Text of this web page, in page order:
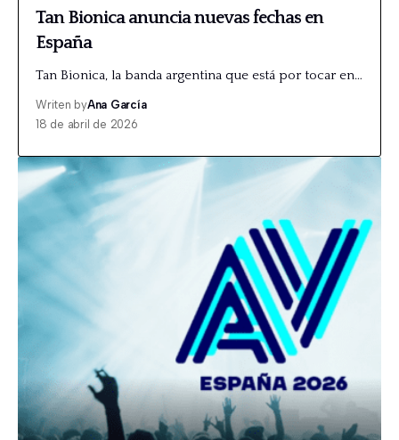
Tan Bionica anuncia nuevas fechas en
España
Tan Bionica, la banda argentina que está por tocar en…
Writen byAna García
18 de abril de 2026